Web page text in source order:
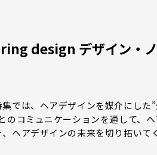
design デザイン・
では、ヘアデザインを媒介にし
のコミュニケーションを通して、
、ヘアデザインの未来を切り拓いて